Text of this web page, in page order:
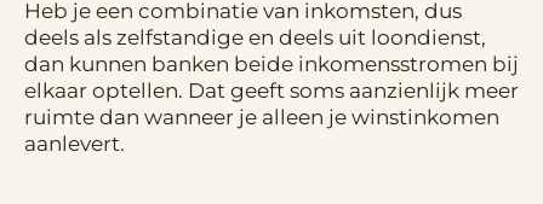
Heb je een combinatie van inkomsten, dus
deels als zelfstandige en deels uit loondienst,
dan kunnen banken beide inkomensstromen bij
elkaar optellen. Dat geeft soms aanzienlijk meer
ruimte dan wanneer je alleen je winstinkomen
aanlevert.